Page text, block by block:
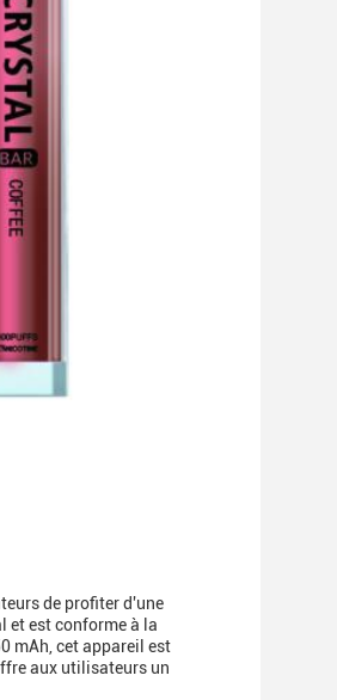
de profiter d'une
et est conforme à la
mAh, cet appareil est
aux utilisateurs un